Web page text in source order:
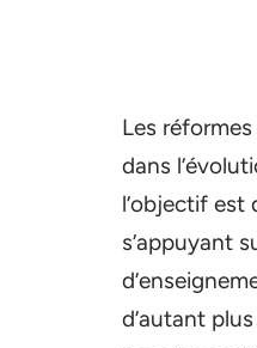
Les
dans
l’objectif est
s’appuyant
d’autant